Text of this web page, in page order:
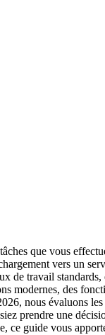
que vous
vers un
de travail
modernes, des
nous évaluons
prendre une
ce guide vous